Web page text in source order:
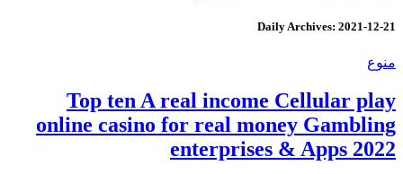
Daily Archives: 2021-12-21
منوع
Top ten A real income Cellular play
online casino for real money Gambling
enterprises & Apps 2022